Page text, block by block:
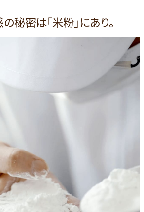
秘密は「米粉」にあり。